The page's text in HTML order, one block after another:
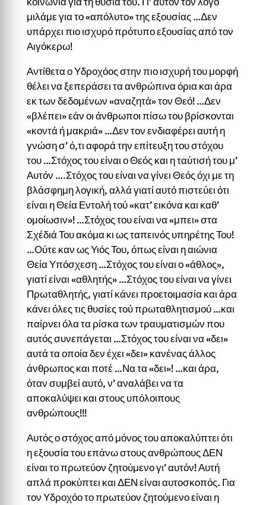
μιλάμε για το «απόλυτο» της εξουσίας …Δεν
υπάρχει πιο ισχυρό πρότυπο εξουσίας από τον
Αιγόκερω!
Αντίθετα ο Υδροχόος στην πιο ισχυρή του μορφή
θέλει να ξεπεράσει τα ανθρώπινα όρια και άρα
εκ των δεδομένων «αναζητά» τον Θεό! …Δεν
«βλέπει» εάν οι άνθρωποι πίσω του βρίσκονται
«κοντά ή μακριά» …Δεν τον ενδιαφέρει αυτή η
γνώση σ’ ό,τι αφορά την επίτευξη του στόχου
του …Στόχος του είναι ο Θεός και η ταύτισή του μ’
Αυτόν ….Στόχος του είναι να γίνει Θεός όχι με τη
βλάσφημη λογική, αλλά γιατί αυτό πιστεύει ότι
είναι η Θεία Εντολή τού «κατ’ εικόνα και καθ’
ομοίωσιν»! …Στόχος του είναι να «μπει» στα
Σχέδιά Του ακόμα κι ως ταπεινός υπηρέτης Του!
…Ούτε καν ως Υιός Του, όπως είναι η αιώνια
Θεία Υπόσχεση …Στόχος του είναι ο «άθλος»,
γιατί είναι «αθλητής» …Στόχος του είναι να γίνει
Πρωταθλητής, γιατί κάνει προετοιμασία και άρα
κάνει όλες τις θυσίες τού πρωταθλητισμού …και
παίρνει όλα τα ρίσκα των τραυματισμών που
αυτός συνεπάγεται …Στόχος του είναι να «δει»
αυτά τα οποία δεν έχει «δει» κανένας άλλος
άνθρωπος και ποτέ …Να τα «δει»! …και άρα,
όταν συμβεί αυτό, ν’ αναλάβει να τα
αποκαλύψει και στους υπόλοιπους
ανθρώπους!!!
Αυτός ο στόχος από μόνος του αποκαλύπτει ότι
η εξουσία του επάνω στους ανθρώπους ΔΕΝ
είναι το πρωτεύον ζητούμενο γι’ αυτόν! Αυτή
απλά προκύπτει και ΔΕΝ είναι αυτοσκοπός. Για
τον Υδροχόο το πρωτεύον ζητούμενο είναι η